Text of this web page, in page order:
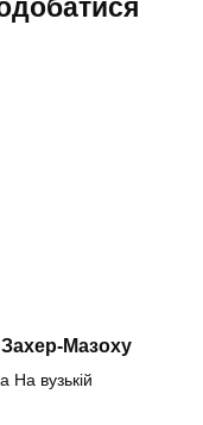
Мазоху
На вузькій